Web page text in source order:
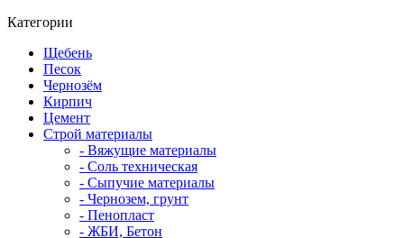
Категории
Щебень
Песок
Чернозём
Кирпич
Цемент
Строй материалы
- Вяжущие материалы
- Соль техническая
- Сыпучие материалы
- Чернозем, грунт
- Пенопласт
- ЖБИ, Бетон